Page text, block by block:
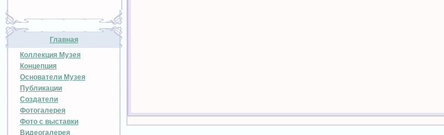
Главная
Коллекция Музея
Концепция
Основатели Музея
Публикации
Создатели
Фотогалерея
Фото с выставки
Видеогалерея